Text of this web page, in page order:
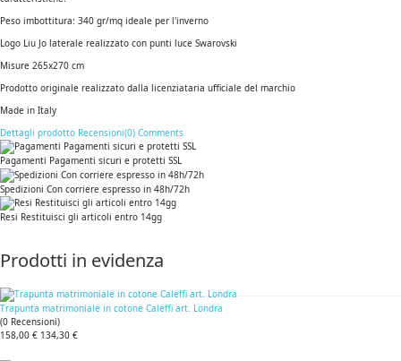
Peso imbottitura: 340 gr/mq ideale per l'inverno
Logo Liu Jo laterale realizzato con punti luce Swarovski
Misure 265x270 cm
Prodotto originale realizzato dalla licenziataria ufficiale del marchio
Made in Italy
Dettagli prodotto Recensioni(0) Comments
Pagamenti Pagamenti sicuri e protetti SSL
Spedizioni Con corriere espresso in 48h/72h
Resi Restituisci gli articoli entro 14gg
Prodotti in evidenza
Trapunta matrimoniale in cotone Caleffi art. Londra
(0 Recensioni)
158,00 € 134,30 €